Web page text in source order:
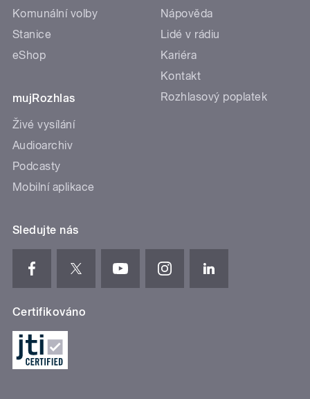
Komunální volby
Stanice
eShop
mujRozhlas
Živé vysílání
Audioarchiv
Podcasty
Mobilní aplikace
Nápověda
Lidé v rádiu
Kariéra
Kontakt
Rozhlasový poplatek
Sledujte nás
Certifikováno